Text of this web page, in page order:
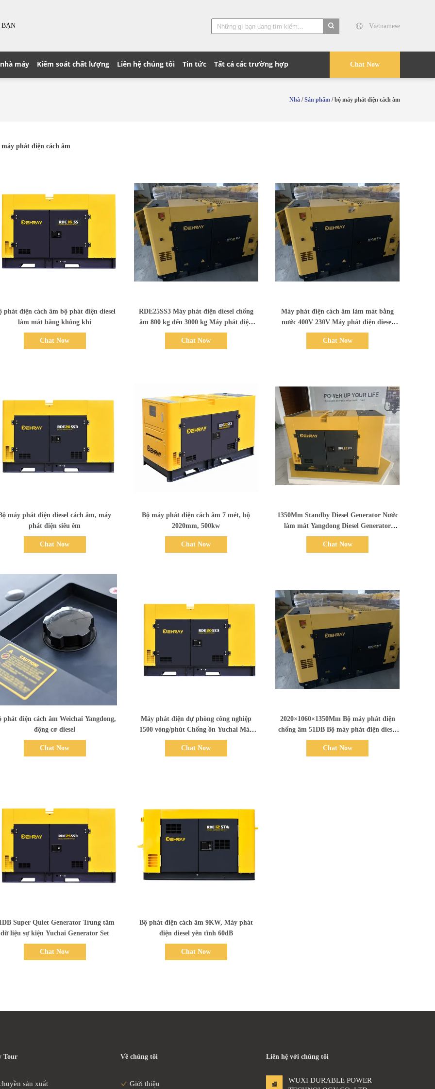
BẠN
Vietnamese
Chat Now
máy Kiểm soát chất lượng Liên hệ chúng tôi Tin tức Tất cả các trường hợp
Nhà /Sản phẩm / bộ máy phát điện cách âm
máy phát điện cách âm
điện cách âm bộ phát điện diesel
làm mát bằng không khí
Chat Now
RDE25SS3 Máy phát điện diesel chống
âm 800 kg đến 3000 kg Máy phát điện
cực yên tĩnh
Chat Now
Máy phát điện cách âm làm mát bằng
nước 400V 230V Máy phát điện diesel
thương mại
Chat Now
máy phát điện diesel cách âm, máy
phát điện siêu êm
Chat Now
Bộ máy phát điện cách âm 7 mét, bộ
2020mm, 500kw
Chat Now
1350Mm Standby Diesel Generator Nước
làm mát Yangdong Diesel Generator
960kgs
Chat Now
phát điện cách âm Weichai Yangdong,
động cơ diesel
Chat Now
Máy phát điện dự phòng công nghiệp
1500 vòng/phút Chống ồn Yuchai Máy
phát điện diesel
Chat Now
2020×1060×1350Mm Bộ máy phát điện
chống âm 51DB Bộ máy phát điện diesel
18kw
Chat Now
Super Quiet Generator Trung tâm
dữ liệu sự kiện Yuchai Generator Set
Chat Now
Bộ phát điện cách âm 9KW, Máy phát
điện diesel yên tĩnh 60dB
Chat Now
Tour
sản xuất
Về chúng tôi
Giới thiệu
Liên hệ với chúng tôi
WUXI DURABLE POWER